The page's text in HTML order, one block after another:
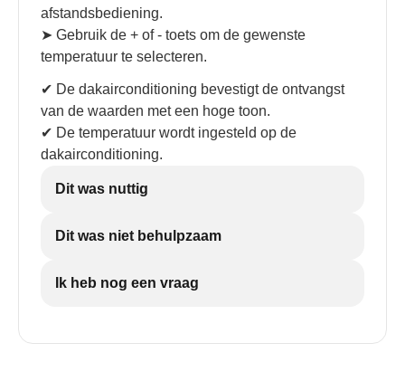
afstandsbediening.
➤ Gebruik de + of - toets om de gewenste
temperatuur te selecteren.
✔ De dakairconditioning bevestigt de ontvangst
van de waarden met een hoge toon.
✔ De temperatuur wordt ingesteld op de
dakairconditioning.
Dit was nuttig
Dit was niet behulpzaam
Ik heb nog een vraag